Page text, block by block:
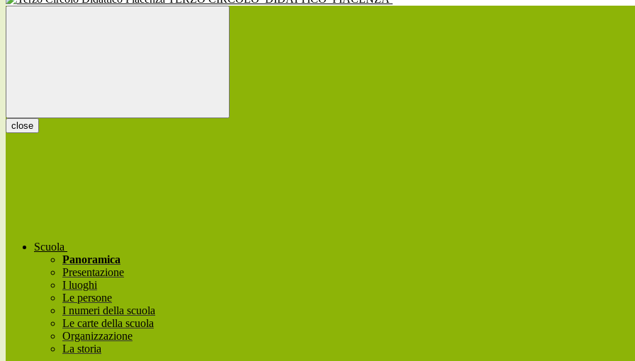
close
Scuola
Panoramica
Presentazione
I luoghi
Le persone
I numeri della scuola
Le carte della scuola
Organizzazione
La storia